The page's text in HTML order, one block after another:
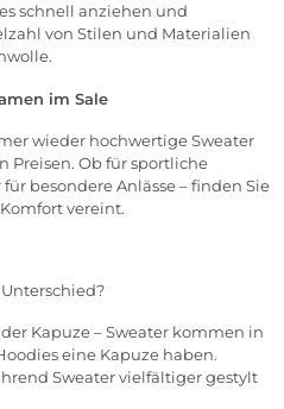
schnell anziehen und
von Stilen und Materialien
im Sale
wieder hochwertige Sweater
Preisen. Ob für sportliche
besondere Anlässe – finden Sie
vereint.
Kapuze – Sweater kommen in
eine Kapuze haben.
Sweater vielfältiger gestylt